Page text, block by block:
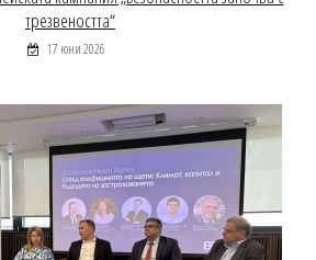
трезвеността“
17 юни 2026